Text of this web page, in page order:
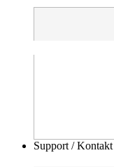
Support / Kontakt